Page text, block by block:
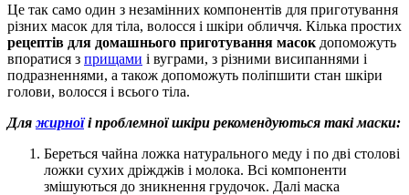
Це так само один з незамінних компонентів для приготування
різних масок для тіла, волосся і шкіри обличчя. Кілька простих
рецептів для домашнього приготування масок допоможуть
впоратися з прищами і вуграми, з різними висипаннями і
подразненнями, а також допоможуть поліпшити стан шкіри
голови, волосся і всього тіла.
Для жирноїі проблемної шкіри рекомендуються такі маски:
Береться чайна ложка натурального меду і по дві столові
ложки сухих дріжджів і молока. Всі компоненти
змішуються до зникнення грудочок. Далі маска